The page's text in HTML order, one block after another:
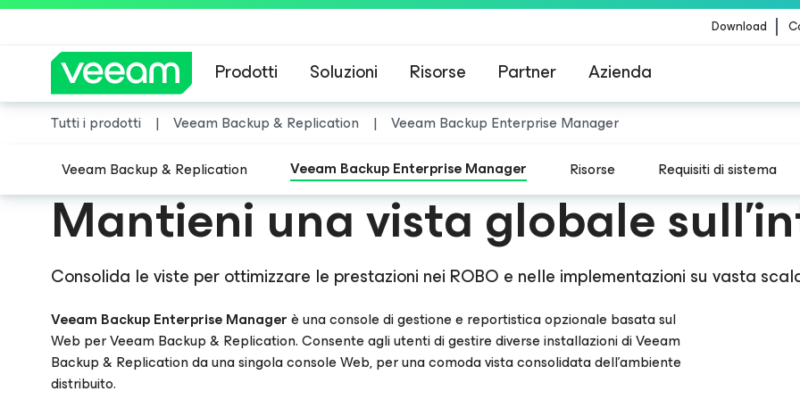
Download
Prodotti Soluzioni Risorse Partner Azienda
contenuti di CrowdStrike
ORA DISPONIBILE
2025 Gartner® Magic Quadrant™
Veeam è stata nominata migliore nella capacità di esecuzione per la sesta volta
per la nona volta consecutiva.
Tutti i prodotti Veeam Backup & Replication
Veeam Backup Enterprise Manager
Veeam Backup & Replication
Veeam Backup Enterprise Manager Risorse Requisiti di sistema
Mantieni una vista globale
Consolida le viste per ottimizzare le prestazioni nei ROBO e nelle implementazioni su vasta
Veeam Backup Enterprise Managerè una console di gestione e reportistica opzionale basata sul
Web per Veeam Backup & Replication. Consente agli utenti di gestire diverse installazioni di Veeam
Backup & Replication da una singola console Web, per una comoda vista consolidata dell’ambiente
distribuito.